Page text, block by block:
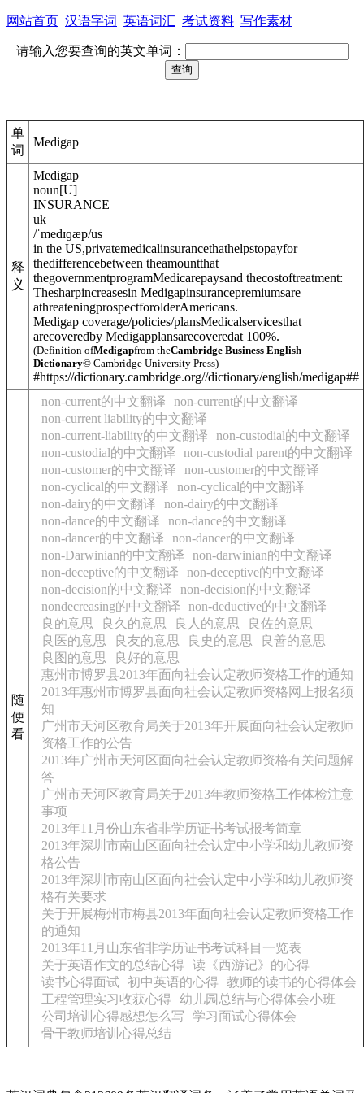
网站首页 汉语字词 英语词汇 考试资料 写作素材
请输入您要查询的英文单词：
单
词
Medigap
释
义
Medigap
noun[U]
INSURANCE
uk
/ˈmedɪɡæp/us
in the US,privatemedicalinsurancethathelpstopayfor
thedifferencebetween theamountthat
thegovernmentprogramMedicarepaysand thecostoftreatment:
Thesharpincreasesin Medigapinsurancepremiumsare
athreateningprospectforolderAmericans.
Medigap coverage/policies/plansMedicalservicesthat
arecoveredby Medigapplansarecoveredat 100%.
(Definition ofMedigapfrom theCambridge Business English
Dictionary© Cambridge University Press)
#https://dictionary.cambridge.org//dictionary/english/medigap##
随
便
看
non-current的中文翻译
non-current的中文翻译
non-current liability的中文翻译
non-current-liability的中文翻译
non-custodial的中文翻译
non-custodial的中文翻译
non-custodial parent的中文翻译
non-customer的中文翻译
non-customer的中文翻译
non-cyclical的中文翻译
non-cyclical的中文翻译
non-dairy的中文翻译
non-dairy的中文翻译
non-dance的中文翻译
non-dance的中文翻译
non-dancer的中文翻译
non-dancer的中文翻译
non-Darwinian的中文翻译
non-darwinian的中文翻译
non-deceptive的中文翻译
non-deceptive的中文翻译
non-decision的中文翻译
non-decision的中文翻译
nondecreasing的中文翻译
non-deductive的中文翻译
良的意思
良久的意思 良人的意思
良佐的意思
良医的意思
良友的意思 良史的意思
良善的意思
良图的意思
良好的意思
惠州市博罗县2013年面向社会认定教师资格工作的通知
2013年惠州市博罗县面向社会认定教师资格网上报名须
知
广州市天河区教育局关于2013年开展面向社会认定教师
资格工作的公告
2013年广州市天河区面向社会认定教师资格有关问题解
答
广州市天河区教育局关于2013年教师资格工作体检注意
事项
2013年11月份山东省非学历证书考试报考简章
2013年深圳市南山区面向社会认定中小学和幼儿教师资
格公告
2013年深圳市南山区面向社会认定中小学和幼儿教师资
格有关要求
关于开展梅州市梅县2013年面向社会认定教师资格工作
的通知
2013年11月山东省非学历证书考试科目一览表
关于英语作文的总结心得
读《西游记》的心得
读书心得面试
初中英语的心得
教师的读书的心得体会
工程管理实习收获心得
幼儿园总结与心得体会小班
公司培训心得感想怎么写
学习面试心得体会
骨干教师培训心得总结